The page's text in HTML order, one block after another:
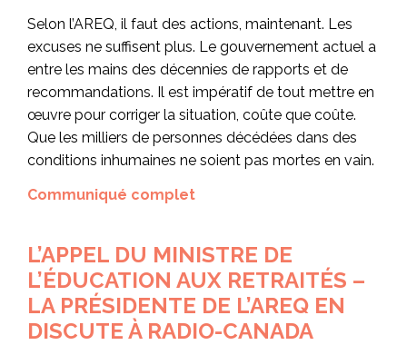
Selon l’AREQ, il faut des actions, maintenant. Les
excuses ne suffisent plus. Le gouvernement actuel a
entre les mains des décennies de rapports et de
recommandations. Il est impératif de tout mettre en
œuvre pour corriger la situation, coûte que coûte.
Que les milliers de personnes décédées dans des
conditions inhumaines ne soient pas mortes en vain.
Communiqué complet
L’APPEL DU MINISTRE DE
L’ÉDUCATION AUX RETRAITÉS –
LA PRÉSIDENTE DE L’AREQ EN
DISCUTE À RADIO-CANADA